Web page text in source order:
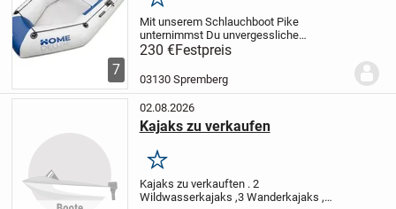
7
Merken
Mit unserem Schlauchboot Pike
unternimmst Du unvergessliche
Abenteuer auf jedem Gewässer. Egal ob
Angeln, Bootsfahren oder einfach nur
Entspannen - dieses vielseitige Boot
bietet dir alle Annehmlichke...
230 €Festpreis
03130 Spremberg
02.08.2026
Kajaks zu verkaufen
Merken
Kajaks zu verkauften . 2
Wildwasserkajaks ,3 Wanderkajaks ,